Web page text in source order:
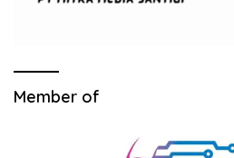
Member of